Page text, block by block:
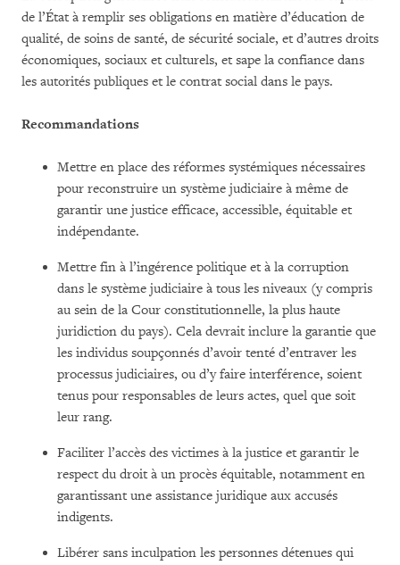
de l’État à remplir ses obligations en matière d’éducation de
qualité, de soins de santé, de sécurité sociale, et d’autres droits
économiques, sociaux et culturels, et sape la confiance dans
les autorités publiques et le contrat social dans le pays.
Recommandations
Mettre en place des réformes systémiques nécessaires
pour reconstruire un système judiciaire à même de
garantir une justice efficace, accessible, équitable et
indépendante.
Mettre fin à l’ingérence politique et à la corruption
dans le système judiciaire à tous les niveaux (y compris
au sein de la Cour constitutionnelle, la plus haute
juridiction du pays). Cela devrait inclure la garantie que
les individus soupçonnés d’avoir tenté d’entraver les
processus judiciaires, ou d’y faire interférence, soient
tenus pour responsables de leurs actes, quel que soit
leur rang.
Faciliter l’accès des victimes à la justice et garantir le
respect du droit à un procès équitable, notamment en
garantissant une assistance juridique aux accusés
indigents.
Libérer sans inculpation les personnes détenues qui